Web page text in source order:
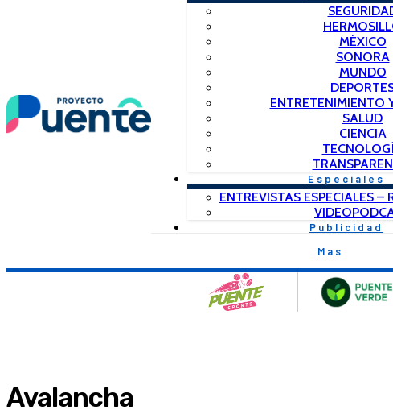
MÉXICO
SONORA
MUNDO
ENTRETENIMIENTO
SALUD
CIENCIA
Especiales
ENTREVISTAS ESPECIALES –
Publicidad
Mas
Avalancha